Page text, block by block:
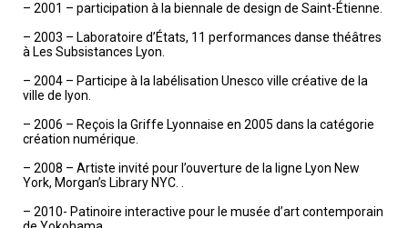
– 2001 – participation à la biennale de design de Saint-Étienne.
– 2003 – Laboratoire d’États, 11 performances danse théâtres
à Les Subsistances Lyon.
– 2004 – Participe à la labélisation Unesco ville créative de la
ville de lyon.
– 2006 – Reçois la Griffe Lyonnaise en 2005 dans la catégorie
création numérique.
– 2008 – Artiste invité pour l’ouverture de la ligne Lyon New
York, Morgan’s Library NYC. .
– 2010- Patinoire interactive pour le musée d’art contemporain